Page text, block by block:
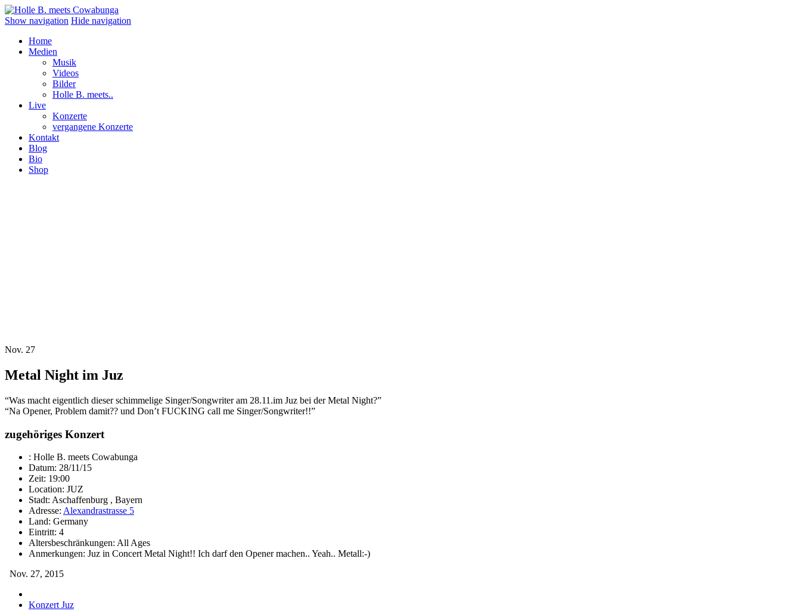
Show navigation Hide navigation
Home
Medien
Musik
Videos
Bilder
Holle B. meets..
Live
Konzerte
vergangene Konzerte
Kontakt
Blog
Bio
Shop
Nov. 27
Metal Night im Juz
“Was macht eigentlich dieser schimmelige Singer/Songwriter am 28.11.im Juz bei der Metal Night?”
“Na Opener, Problem damit?? und Don’t FUCKING call me Singer/Songwriter!!”
zugehöriges Konzert
: Holle B. meets Cowabunga
Datum: 28/11/15
Zeit: 19:00
Location: JUZ
Stadt: Aschaffenburg , Bayern
Adresse: Alexandrastrasse 5
Land: Germany
Eintritt: 4
Altersbeschränkungen: All Ages
Anmerkungen: Juz in Concert Metal Night!! Ich darf den Opener machen.. Yeah.. Metall:-)
Nov. 27, 2015
Konzert Juz